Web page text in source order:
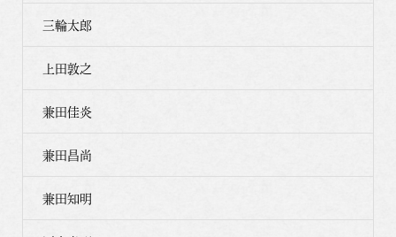
三輪太郎
上田敦之
兼田佳炎
兼田昌尚
兼田知明